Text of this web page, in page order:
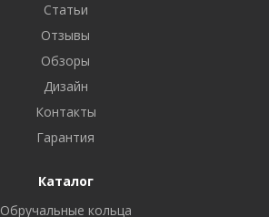
Статьи
Отзывы
Обзоры
Дизайн
Контакты
Гарантия
Каталог
Обручальные кольца